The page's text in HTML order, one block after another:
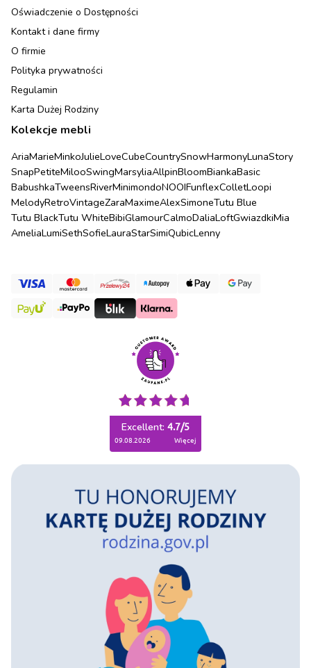
Oświadczenie o Dostępności
Kontakt i dane firmy
O firmie
Polityka prywatności
Regulamin
Karta Dużej Rodziny
Kolekcje mebli
AriaMarieMinkoJulieLoveCubeCountrySnowHarmonyLunaStory
SnapPetiteMilooSwingMarsyliaAllpinBloomBiankaBasic
BabushkaTweensRiverMinimondoNOOIFunflexColletLoopi
MelodyRetroVintageZaraMaximeAlexSimoneTutu Blue
Tutu BlackTutu WhiteBibiGlamourCalmoDaliaLoftGwiazdkiMia
AmeliaLumiSethSofieLauraStarSimiQubicLenny
Excellent: 4.7/5
09.08.2026 więcej